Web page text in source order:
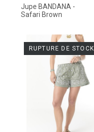
Jupe BANDANA -
Safari Brown
RUPTURE DE STOCK